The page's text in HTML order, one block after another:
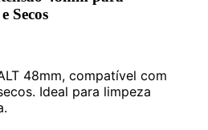
Secos
48mm, compatível com
Ideal para limpeza